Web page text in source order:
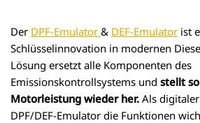
Der DPF-Emulator & DEF-Emulator ist
Schlüsselinnovation in modernen
Lösung ersetzt alle Komponenten des
Emissionskontrollsystems und stellt
Motorleistung wieder her. Als
DPF/DEF-Emulator die Funktionen